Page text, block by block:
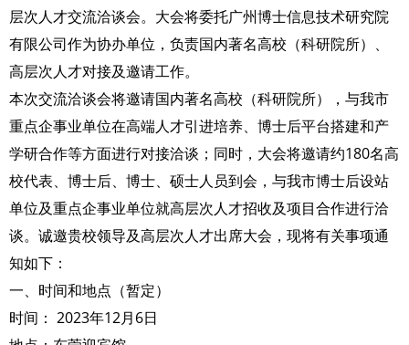
层次人才交流洽谈会。大会将委托广州博士信息技术研究院
有限公司作为协办单位，负责国内著名高校（科研院所）、
高层次人才对接及邀请工作。
本次交流洽谈会将邀请国内著名高校（科研院所），与我市
重点企事业单位在高端人才引进培养、博士后平台搭建和产
学研合作等方面进行对接洽谈；同时，大会将邀请约180名高
校代表、博士后、博士、硕士人员到会，与我市博士后设站
单位及重点企事业单位就高层次人才招收及项目合作进行洽
谈。诚邀贵校领导及高层次人才出席大会，现将有关事项通
知如下：
一、时间和地点（暂定）
时间： 2023年12月6日